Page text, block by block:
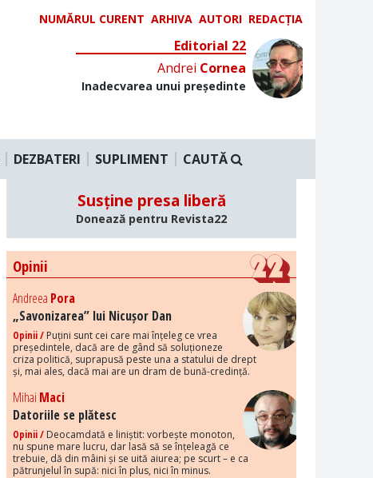
NUMĂRUL CURENT ARHIVA AUTORI REDACȚIA
Editorial 22
Andrei Cornea
Inadecvarea unui președinte
DEZBATERI SUPLIMENT CAUTĂ
Susține presa liberă
Donează pentru Revista22
Opinii
Andreea Pora
„Savonizarea” lui Nicușor Dan
Opinii / Puțini sunt cei care mai înțeleg ce vrea
președintele, dacă are de gând să soluționeze
criza politică, suprapusă peste una a statului de drept
și, mai ales, dacă mai are un dram de bună-credință.
Mihai Maci
Datoriile se plătesc
Opinii / Deocamdată e liniștit: vorbește monoton,
nu spune mare lucru, dar lasă să se înțeleagă ce
trebuie, dă din mâini și se uită aiurea; pe scurt – e ca
pătrunjelul în supă: nici în plus, nici în minus.